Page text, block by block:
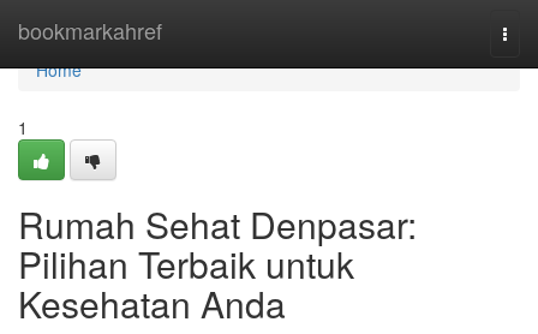
bookmarkahref
Home
Home
1
Rumah Sehat Denpasar:
Pilihan Terbaik untuk
Kesehatan Anda